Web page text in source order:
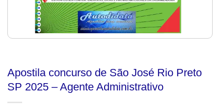
Apostila concurso de São José Rio Preto
SP 2025 – Agente Administrativo